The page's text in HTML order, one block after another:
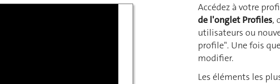
Accédez à votre
de l'onglet Profiles,
utilisateurs ou
profile". Une fois
modifier.
Les éléments les